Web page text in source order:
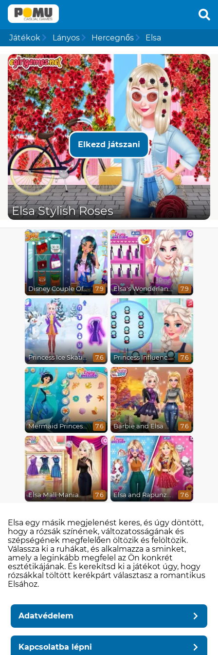
Játékok Lányos Hercegnős Elsa
Elkezd játszani
Elsa Stylish Roses
Disney Couple Of The Year 7.9 Elsa's Wonderland Wedding 7.9
Princess Ice Skating Adventure 7.6 Princess Influencer Winter Wonderland 7.6
Mermaid Princesses 7.6 Barbie and Elsa Autumn Patterns 7.6
Elsa Mall Mania 7.6 Elsa and Rapunzel Princess Rivalry 7.6
Elsa egy másik megjelenést keres, és úgy döntött,
hogy a rózsák színének, változatosságának és
szépségének megfelelően öltözik és felöltözik.
Válassza ki a ruhákat, és alkalmazza a sminket,
amely a leginkább megfelel az Ön konkrét
esztétikájának. És kerekítsd ki a játékot úgy, hogy
rózsákkal töltött kerékpárt választasz a romantikus
Elsához.
Adatvédelem
Kapcsolatba lépni